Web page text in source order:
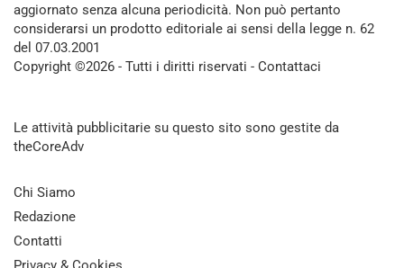
aggiornato senza alcuna periodicità. Non può pertanto
considerarsi un prodotto editoriale ai sensi della legge n. 62
del 07.03.2001
Copyright ©2026 - Tutti i diritti riservati - Contattaci
Le attività pubblicitarie su questo sito sono gestite da
theCoreAdv
Chi Siamo
Redazione
Contatti